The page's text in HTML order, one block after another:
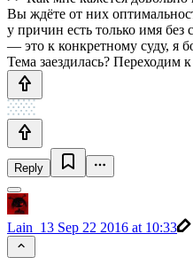
Вы ждёте от них
у причин есть только имя
— это к конкретному суду, я
Тема заездилась? Переходим
Reply
Lain_13 Sep 22 2016 at 10:33